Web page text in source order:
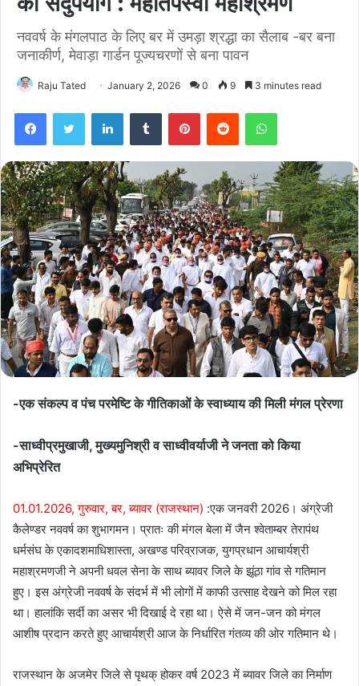
नववर्ष के मंगलपाठ के लिए बर में उमड़ा श्रद्धा का सैलाब -बर बना
जनाकीर्ण, मेवाड़ा गार्डन पूज्यचरणों से बना पावन
Raju Tated January 2, 2026 0 9 3 minutes read
FacebookTwitter LinkedInTumblr PinterestReddit WhatsApp
-एक संकल्प व पंच परमेष्टि के गीतिकाओं के स्वाध्याय की मिली मंगल प्रेरणा
-साध्वीप्रमुखाजी, मुख्यमुनिश्री व साध्वीवर्याजी ने जनता को किया
अभिप्रेरित
01.01.2026, गुरुवार, बर, ब्यावर (राजस्थान) :एक जनवरी 2026। अंग्रेजी
कैलेण्डर नववर्ष का शुभागमन। प्रातः की मंगल बेला में जैन श्वेताम्बर तेरापंथ
धर्मसंघ के एकादशमाधिशास्ता, अखण्ड परिव्राजक, युगप्रधान आचार्यश्री
महाश्रमणजी ने अपनी धवल सेना के साथ ब्यावर जिले के झूंठा गांव से गतिमान
हुए। इस अंग्रेजी नववर्ष के संदर्भ में भी लोगों में काफी उत्साह देखने को मिल रहा
था। हालांकि सर्दी का असर भी दिखाई दे रहा था। ऐसे में जन-जन को मंगल
आशीष प्रदान करते हुए आचार्यश्री आज के निर्धारित गंतव्य की ओर गतिमान थे।
राजस्थान के अजमेर जिले से पृथक् होकर वर्ष 2023 में ब्यावर जिले का निर्माण